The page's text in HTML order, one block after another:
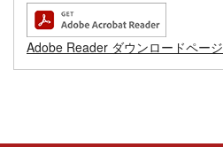
Adobe Reader ダウンロードページ